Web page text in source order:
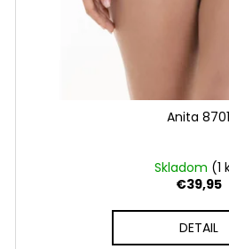
Anita 8701
Skladom (1
€39,95
DETAIL